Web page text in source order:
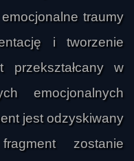
traumy
i tworzenie
przekształcany w
emocjonalnych
jest odzyskiwany
zostanie